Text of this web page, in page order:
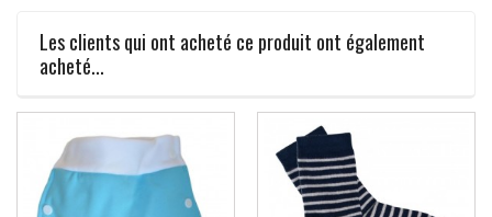
Les clients qui ont acheté ce produit ont également
acheté...